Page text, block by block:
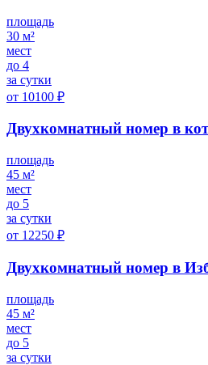
площадь
30 м²
мест
до 4
за сутки
от 10100 ₽
Двухкомнатный номер в
площадь
45 м²
мест
до 5
за сутки
от 12250 ₽
Двухкомнатный номер в
площадь
45 м²
мест
до 5
за сутки